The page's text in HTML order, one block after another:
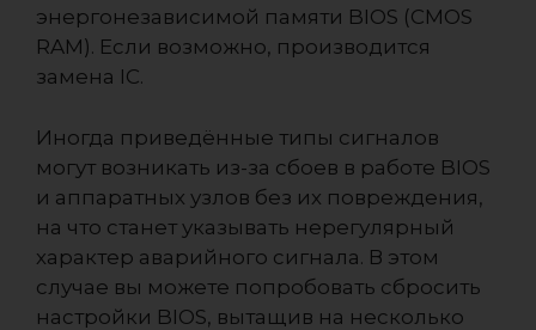
энергонезависимой памяти BIOS (CMOS
RAM). Если возможно, производится
замена IC.
Иногда приведённые типы сигналов
могут возникать из-за сбоев в работе BIOS
и аппаратных узлов без их повреждения,
на что станет указывать нерегулярный
характер аварийного сигнала. В этом
случае вы можете попробовать сбросить
настройки BIOS, вытащив на несколько